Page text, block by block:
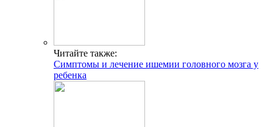
Читайте также:
Симптомы и лечение ишемии головного мозга у
ребенка